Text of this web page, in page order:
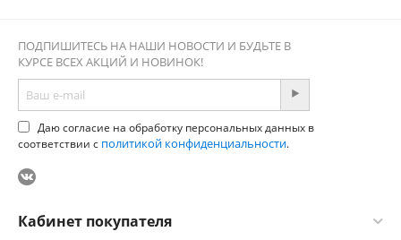
ПОДПИШИТЕСЬ НА НАШИ НОВОСТИ И БУДЬТЕ В
КУРСЕ ВСЕХ АКЦИЙ И НОВИНОК!
Даю согласие на обработку персональных данных в
соответствии с политикой конфиденциальности.
Кабинет покупателя